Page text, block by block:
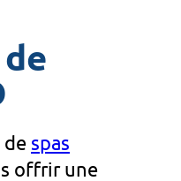
de spas
offrir une